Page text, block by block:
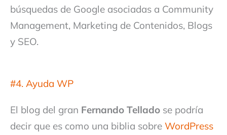
búsquedas de Google asociadas a Community
Management, Marketing de Contenidos, Blogs
y SEO.
#4. Ayuda WP
El blog del gran Fernando Tellado se podría
decir que es como una biblia sobre WordPress